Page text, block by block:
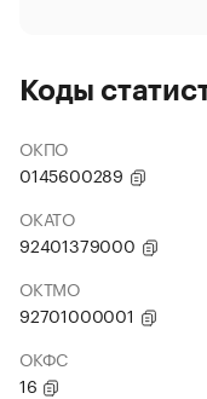
Коды
ОКПО
0145600289
ОКАТО
92401379000
ОКТМО
92701000001
ОКФС
16